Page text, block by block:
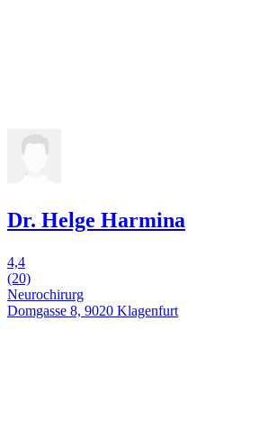
Dr. Helge Harmina
4,4
(20)
Neurochirurg
Domgasse 8, 9020 Klagenfurt